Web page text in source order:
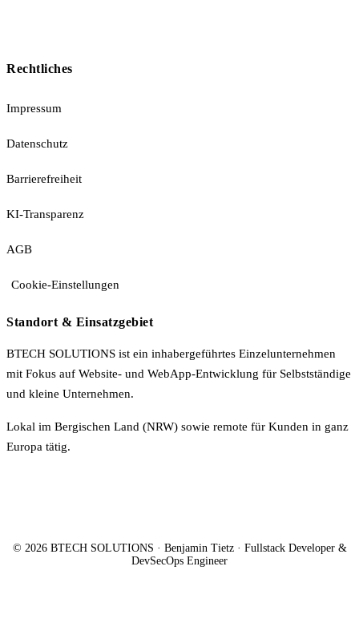
Rechtliches
Impressum
Datenschutz
Barrierefreiheit
KI-Transparenz
AGB
Cookie-Einstellungen
Standort & Einsatzgebiet
BTECH SOLUTIONS ist ein inhabergeführtes Einzelunternehmen
mit Fokus auf Website- und WebApp-Entwicklung für Selbstständige
und kleine Unternehmen.
Lokal im Bergischen Land (NRW) sowie remote für Kunden in ganz
Europa tätig.
© 2026 BTECH SOLUTIONS · Benjamin Tietz · Fullstack Developer &
DevSecOps Engineer